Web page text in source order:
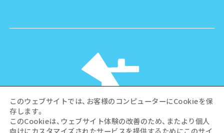
このウェブサイトでは、お客様のコンピューターにCookieを保
存します。
このCookieは、ウェブサイト体験の改善のため、またより個人
向けにカスタマイズされたサービスを提供するためにこのサイ